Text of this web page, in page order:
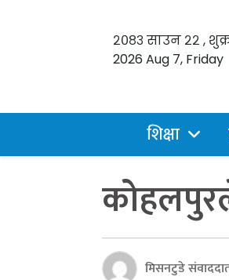
२०८३ साउन २२ ,
2026 Aug 7, Friday
शिक्षा
कोहलपुरले
मिसनटुडे